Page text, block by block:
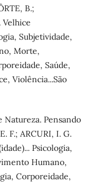
B.;
Velhice
Subjetividade,
Morte,
Saúde,
Violência...São
Natureza. Pensando
F.; ARCURI, I. G.
Psicologia,
Humano,
Corporeidade,